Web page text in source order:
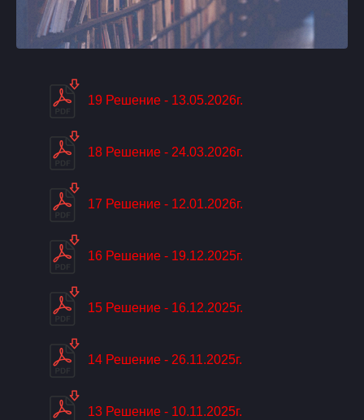
19 Решение - 13.05.2026г.
18 Решение - 24.03.2026г.
17 Решение - 12.01.2026г.
16 Решение - 19.12.2025г.
15 Решение - 16.12.2025г.
14 Решение - 26.11.2025г.
13 Решение - 10.11.2025г.